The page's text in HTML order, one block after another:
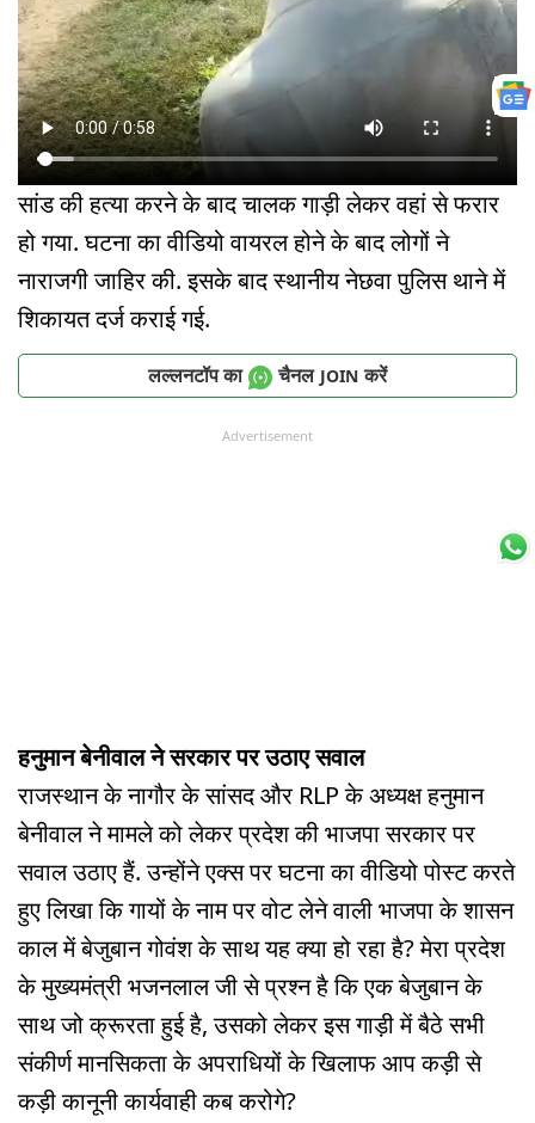
सांड की हत्या करने के बाद चालक गाड़ी लेकर वहां से फरार
हो गया. घटना का वीडियो वायरल होने के बाद लोगों ने
नाराजगी जाहिर की. इसके बाद स्थानीय नेछवा पुलिस थाने में
शिकायत दर्ज कराई गई.
लल्लनटॉप का चैनल JOIN करें
Advertisement
हनुमान बेनीवाल ने सरकार पर उठाए सवाल
राजस्थान के नागौर के सांसद और RLP के अध्यक्ष हनुमान
बेनीवाल ने मामले को लेकर प्रदेश की भाजपा सरकार पर
सवाल उठाए हैं. उन्होंने एक्स पर घटना का वीडियो पोस्ट करते
हुए लिखा कि गायों के नाम पर वोट लेने वाली भाजपा के शासन
काल में बेजुबान गोवंश के साथ यह क्या हो रहा है? मेरा प्रदेश
के मुख्यमंत्री भजनलाल जी से प्रश्न है कि एक बेजुबान के
साथ जो क्रूरता हुई है, उसको लेकर इस गाड़ी में बैठे सभी
संकीर्ण मानसिकता के अपराधियों के खिलाफ आप कड़ी से
कड़ी कानूनी कार्यवाही कब करोगे?